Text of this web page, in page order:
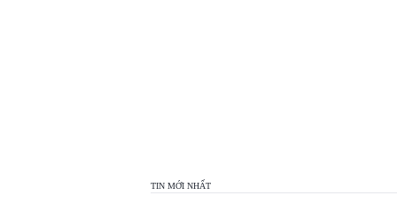
TIN MỚI NHẤT